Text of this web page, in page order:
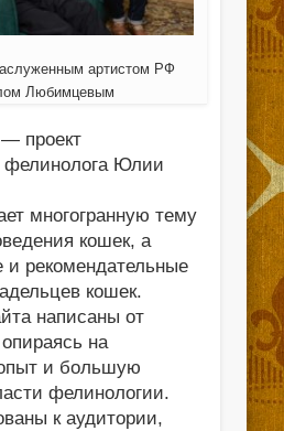
артистом РФ
Любимцевым
проект
фелинолога Юлии
многогранную тему
кошек, а
и рекомендательные
кошек.
написаны от
на
и большую
фелинологии.
к аудитории,